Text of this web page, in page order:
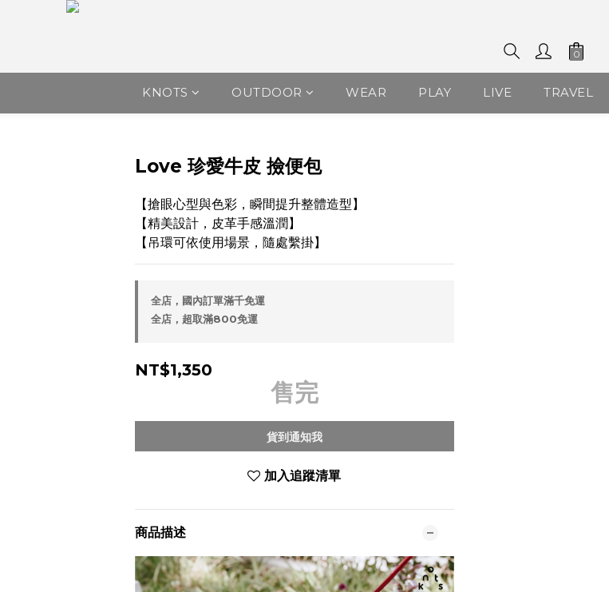
KNOTS OUTDOOR WEAR PLAY LIVE TRAVEL
Love 珍愛牛皮 撿便包
【搶眼心型與色彩，瞬間提升整體造型】
【精美設計，皮革手感溫潤】
【吊環可依使用場景，隨處繫掛】
全店，國內訂單滿千免運
全店，超取滿800免運
NT$1,350
售完
貨到通知我
加入追蹤清單
商品描述